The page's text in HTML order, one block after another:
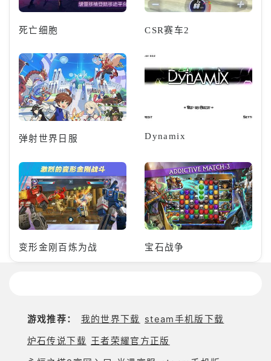
死亡细胞 CSR赛车2
弹射世界日服 Dynamix
变形金刚百炼为战 宝石战争
游戏推荐： 我的世界下载 steam手机版下载
炉石传说下载 王者荣耀官方正版